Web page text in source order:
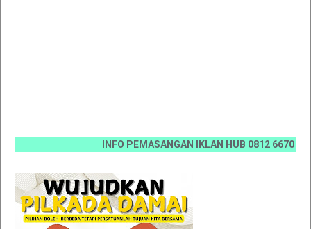
INFO PEMASANGAN IKLAN HUB 0812 6670 0070